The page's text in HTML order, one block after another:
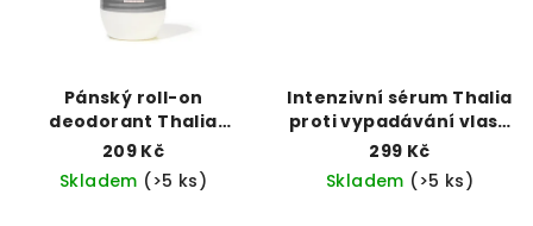
Pánský roll-on
deodorant Thalia
Codes of Men (50 ml)
209 Kč
Skladem (>5 ks)
Intenzivní sérum Thalia
proti vypadávání vlasů
(100 ml)
299 Kč
Skladem (>5 ks)